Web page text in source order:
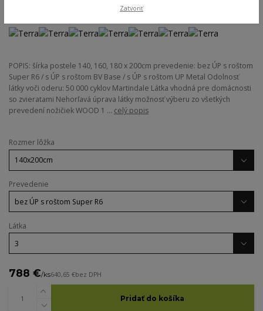
POPIS: šírka postele 140, 160, 180 x 200cm prevedenie: bez ÚP s roštom
Super R6 / s ÚP s roštom BV Base / s ÚP s roštom UP Metal Odolnosť
látky voči oderu: 50 000 cyklov Martindale Látka vhodná pre domácnosti
so zvieratami Nehorľavá úprava látky možnosť výberu zo všetkých
prevedení nožičiek WOOD 1 ... celý popis
Rozmer lôžka
Prevedenie
Látka
788 €/ks640,65 €bez DPH
Pridať do košíka
Zatvoriť